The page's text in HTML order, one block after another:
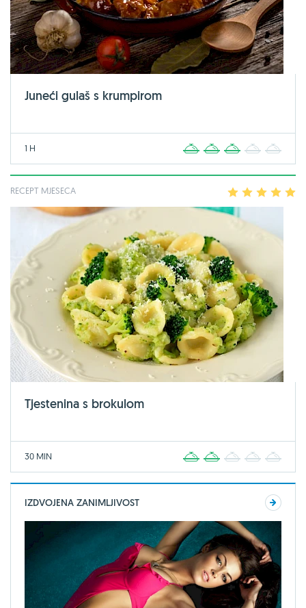
Juneći gulaš s krumpirom
1 H 2 3 4
RECEPT MJESECA 2 3 4
Tjestenina s brokulom
30 MIN 2 3 4
IZDVOJENA ZANIMLJIVOST